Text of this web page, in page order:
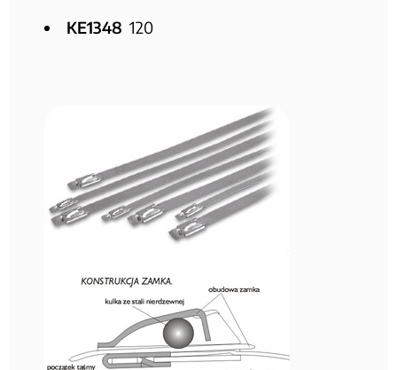
KE1348 120